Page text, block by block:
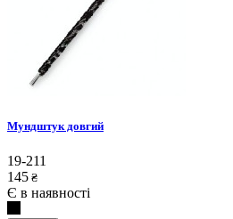
Мундштук довгий
19-211
145 ₴
Є в наявності